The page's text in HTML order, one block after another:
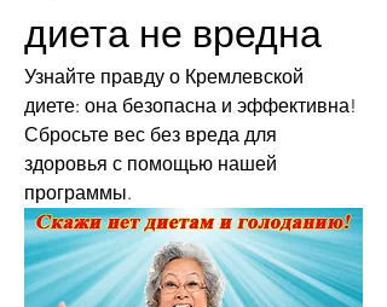
диета не вредна
Узнайте правду о Кремлевской
диете: она безопасна и эффективна!
Сбросьте вес без вреда для
здоровья с помощью нашей
программы.